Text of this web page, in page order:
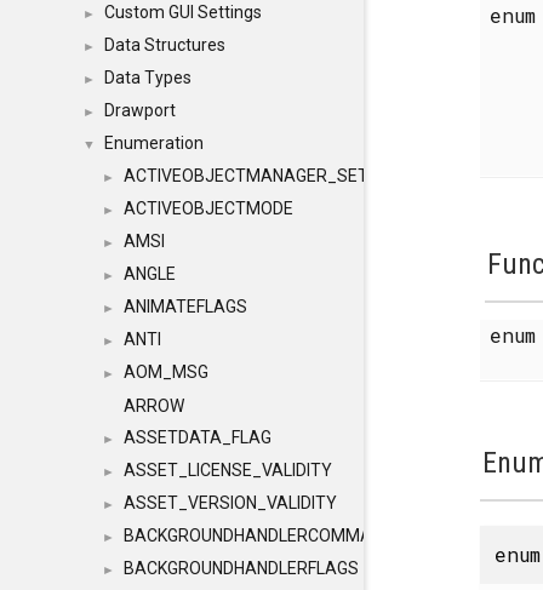
► Custom GUI Settings
► Data Structures
► Data Types
► Drawport
▼ Enumeration
► ACTIVEOBJECTMANAGER_SETOBJECTS
► ACTIVEOBJECTMODE
► AMSI
► ANGLE
► ANIMATEFLAGS
► ANTI
►
AOM_MSG
ARROW
► ASSETDATA_FLAG
► ASSET_LICENSE_VALIDITY
► ASSET_VERSION_VALIDITY
► BACKGROUNDHANDLERCOMMAND
► BACKGROUNDHANDLERFLAGS